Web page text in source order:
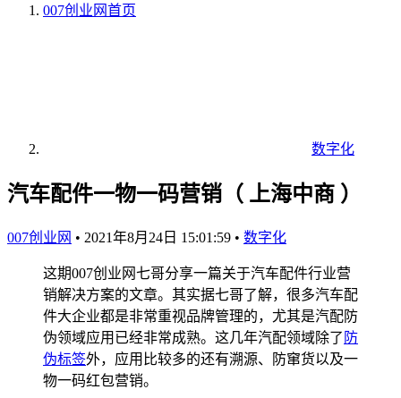
007创业网首页
数字化
汽车配件一物一码营销（ 上海中商 ）
007创业网 • 2021年8月24日 15:01:59 • 数字化
这期007创业网七哥分享一篇关于汽车配件行业营
销解决方案的文章。其实据七哥了解，很多汽车配
件大企业都是非常重视品牌管理的，尤其是汽配防
伪领域应用已经非常成熟。这几年汽配领域除了 防
伪标签外，应用比较多的还有溯源、防窜货以及一
物一码红包营销。